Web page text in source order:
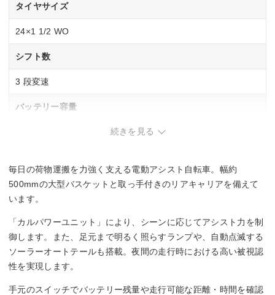
タイヤサイズ
24×1 1/2 WO
シフト数
3 段変速
バッテリー容量
4.5 時間
パワーモード
46 km
エコモード
続きを見る
毎日の荷物運搬を力強く支える電動アシスト自転車。幅約
500mmの大型バスケットと取っ手付きのリアキャリアを備えて
います。
「カルパワーユニット」により、シーンに応じてアシスト力を制
御します。また、足元まで明るく照らすランプや、自動点滅する
ソーラーオートテールも搭載。夜間の走行時における高い被視認
性を実現します。
手元のスイッチでバッテリー残量や走行可能な距離・時間を確認